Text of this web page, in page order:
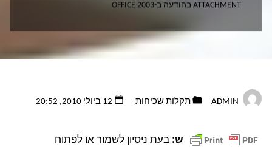
ATTACHMENT בהודעה ב-OFFICE 2003
ADMIN תקלות שכיחות 12 ביולי 2010, 20:52
ש: בעת ניסיון לשמור או לפתוח